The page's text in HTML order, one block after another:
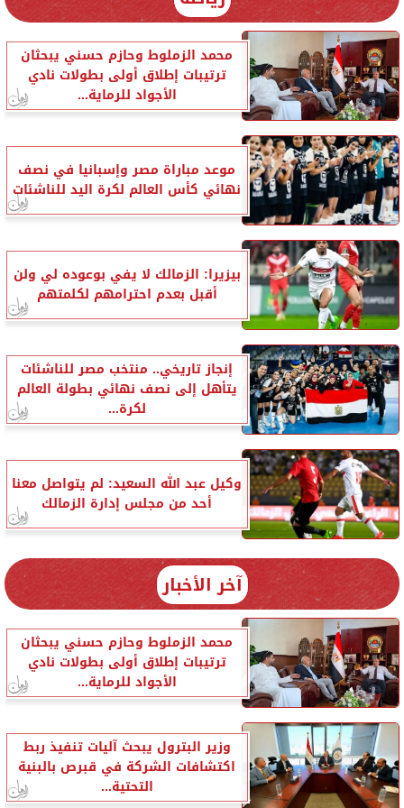
محمد الزملوط وحازم حسني يبحثان
ترتيبات إطلاق أولى بطولات نادي
الأجواد للرماية...
موعد مباراة مصر وإسبانيا في نصف
نهائي كأس العالم لكرة اليد للناشئات
بيزيرا: الزمالك لا يفي بوعوده لي ولن
أقبل بعدم احترامهم لكلمتهم
إنجاز تاريخي.. منتخب مصر للناشئات
يتأهل إلى نصف نهائي بطولة العالم
لكرة...
وكيل عبد الله السعيد: لم يتواصل معنا
أحد من مجلس إدارة الزمالك
آخر الأخبار
محمد الزملوط وحازم حسني يبحثان
ترتيبات إطلاق أولى بطولات نادي
الأجواد للرماية...
وزير البترول يبحث آليات تنفيذ ربط
اكتشافات الشركة في قبرص بالبنية
التحتية...